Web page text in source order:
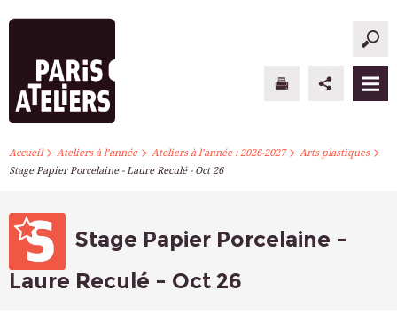
PARIS ATELIERS
ATELIERS À L’ANNÉE
STAGES PONCTUELS
Accueil> Ateliers à l’année> Ateliers à l’année : 2026-2027> Arts plastiques>
Stage Papier Porcelaine - Laure Reculé - Oct 26
Stage Papier Porcelaine -
Laure Reculé - Oct 26